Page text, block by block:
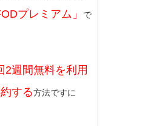
プレミアム」
で
2週間無料を利用
する方法ですに